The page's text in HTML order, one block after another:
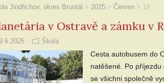
Jindřichov, okres Bruntál > 2025 > Červen > 19
v Ostravě a zámku v
Škola
Cesta autobusem do
natěšené. Po
se všichni společně